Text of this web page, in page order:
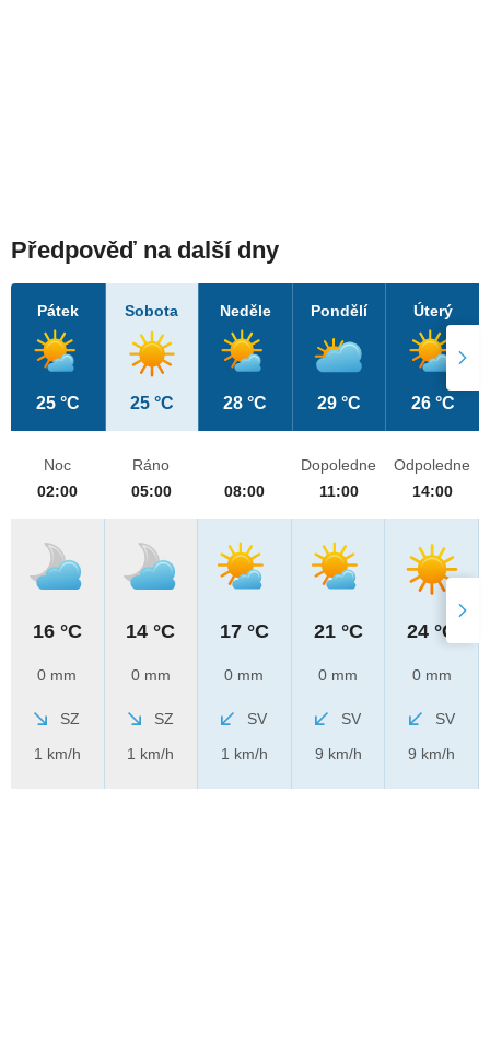
Předpověď na další dny
Pátek
25 °C
Sobota
25 °C
Neděle
28 °C
Pondělí
29 °C
Úterý
26 °C
Noc
02:00
16 °C
0 mm
SZ
1 km/h
Ráno
05:00
14 °C
0 mm
SZ
1 km/h
08:00
17 °C
0 mm
SV
1 km/h
Dopoledne
11:00
21 °C
0 mm
SV
9 km/h
Odpoledne
14:00
24 °C
0 mm
SV
9 km/h